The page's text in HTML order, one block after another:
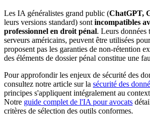
Les IA généralistes grand public (ChatGPT,
leurs versions standard) sont incompatibles
professionnel en droit pénal. Leurs données
serveurs américains, peuvent être utilisées
proposent pas les garanties de non-rétention
des éléments de dossier pénal constitue une
Pour approfondir les enjeux de sécurité des
consultez notre article sur la sécurité des
principes s'appliquent intégralement au
Notre guide complet de l'IA pour avocats
critères de sélection des outils conformes.